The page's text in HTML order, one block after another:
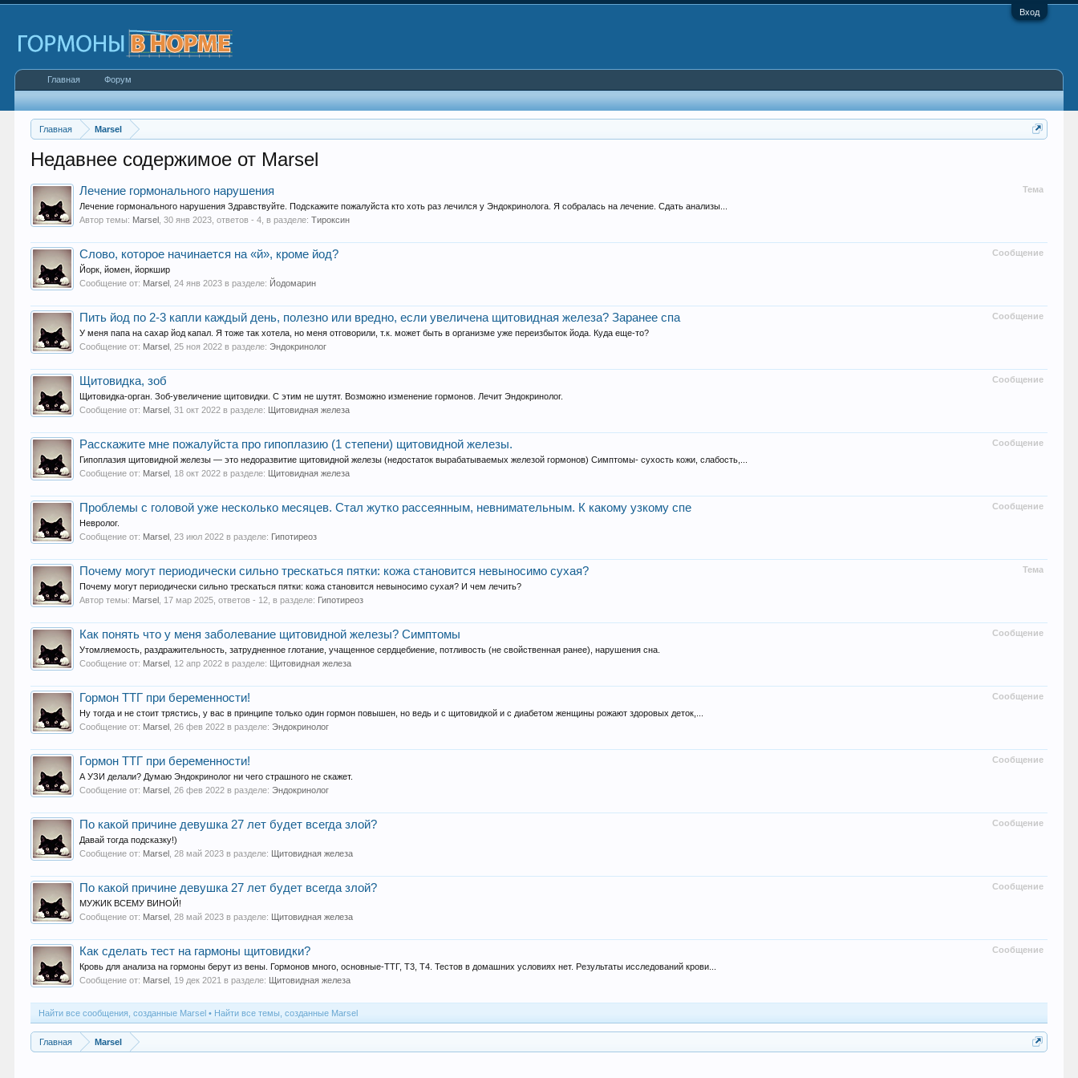
Вход
Главная Marsel
Недавнее содержимое от Marsel
Тема
Лечение гормонального нарушения
Лечение гормонального нарушения Здравствуйте. Подскажите пожалуйста кто хоть раз лечился у Эндокринолога. Я собралась на лечение. Сдать анализы...
Автор темы: Marsel ,30 янв 2023 , ответов - 4, в разделе:Тироксин
Сообщение
Слово, которое начинается на «й», кроме йод?
Йорк, йомен, йоркшир
Сообщение от: Marsel ,24 янв 2023 в разделе: Йодомарин
Сообщение
Пить йод по 2-3 капли каждый день, полезно или вредно, если увеличена щитовидная железа? Заранее спа
У меня папа на сахар йод капал. Я тоже так хотела, но меня отговорили, т.к. может быть в организме уже переизбыток йода. Куда еще-то?
Сообщение от: Marsel ,25 ноя 2022 в разделе:Эндокринолог
Сообщение
Щитовидка, зоб
Щитовидка-орган. Зоб-увеличение щитовидки. С этим не шутят. Возможно изменение гормонов. Лечит Эндокринолог.
Сообщение от: Marsel ,31 окт 2022 в разделе: Щитовидная железа
Сообщение
Расскажите мне пожалуйста про гипоплазию (1 степени) щитовидной железы.
Гипоплазия щитовидной железы — это недоразвитие щитовидной железы (недостаток вырабатываемых железой гормонов) Симптомы- сухость кожи, слабость,...
Сообщение от: Marsel 18 окт 2022 в разделе: Щитовидная железа
Сообщение
Проблемы с головой уже несколько месяцев. Стал жутко рассеянным, невнимательным. К какому узкому спе
Невролог.
Сообщение от: Marsel ,23 июл 2022 в разделе: Гипотиреоз
Тема
Почему могут периодически сильно трескаться пятки: кожа становится невыносимо сухая?
Почему могут периодически сильно трескаться пятки: кожа становится невыносимо сухая? И чем лечить?
Автор темы: Marsel 17 мар 2025 , ответов - 12, в разделе: Гипотиреоз
Сообщение
Как понять что у меня заболевание щитовидной железы? Симптомы
Утомляемость, раздражительность, затрудненное глотание, учащенное сердцебиение, потливость (не свойственная ранее), нарушения сна.
Сообщение от: Marsel 12 апр 2022 в разделе: Щитовидная железа
Сообщение
Гормон ТТГ при беременности!
Ну тогда и не стоит трястись, у вас в принципе только один гормон повышен, но ведь и с щитовидкой и с диабетом женщины рожают здоровых деток,...
Сообщение от: Marsel ,26 фев 2022 в разделе:Эндокринолог
Сообщение
Гормон ТТГ при беременности!
А УЗИ делали? Думаю Эндокринолог ни чего страшного не скажет.
Сообщение от: Marsel ,26 фев 2022 в разделе:Эндокринолог
Сообщение
По какой причине девушка 27 лет будет всегда злой?
Давай тогда подсказку!)
Сообщение от: Marsel ,28 май 2023 в разделе: Щитовидная железа
Сообщение
По какой причине девушка 27 лет будет всегда злой?
МУЖИК ВСЕМУ ВИНОЙ!
Сообщение от: Marsel ,28 май 2023 в разделе: Щитовидная железа
Сообщение
Как сделать тест на гармоны щитовидки?
Кровь для анализа на гормоны берут из вены. Гормонов много, основные-ТТГ, Т3, Т4. Тестов в домашних условиях нет. Результаты исследований крови...
Сообщение от: Marsel 19 дек 2021 в разделе: Щитовидная железа
Найти все сообщения, созданные Marsel Найти все темы, созданные Marsel
Главная Marsel
Главная Форум